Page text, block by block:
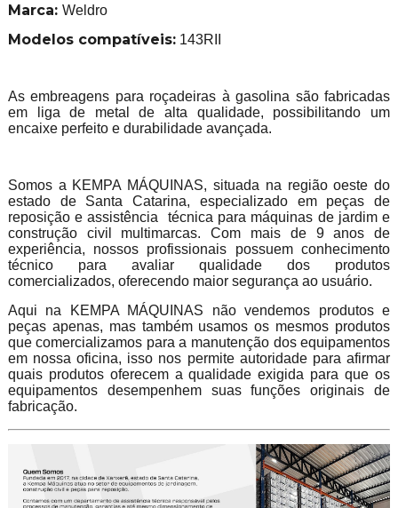
Marca: Weldro
Modelos compatíveis:143RII
As embreagens para roçadeiras à gasolina são fabricadas
em liga de metal de alta qualidade, possibilitando um
encaixe perfeito e durabilidade avançada.
Somos a KEMPA MÁQUINAS, situada na região oeste do
estado de Santa Catarina, especializado em peças de
reposição e assistência técnica para máquinas de jardim e
construção civil multimarcas. Com mais de 9 anos de
experiência, nossos profissionais possuem conhecimento
técnico para avaliar qualidade dos produtos
comercializados, oferecendo maior segurança ao usuário.
Aqui na KEMPA MÁQUINAS não vendemos produtos e
peças apenas, mas também usamos os mesmos produtos
que comercializamos para a manutenção dos equipamentos
em nossa oficina, isso nos permite autoridade para afirmar
quais produtos oferecem a qualidade exigida para que os
equipamentos desempenhem suas funções originais de
fabricação.